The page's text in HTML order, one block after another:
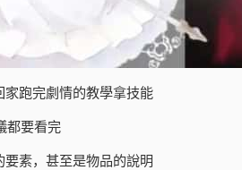
家跑完劇情的教學拿技能
都要看完
素，甚至是物品的說明